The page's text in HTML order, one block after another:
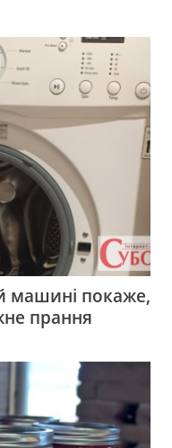
машині покаже,
прання